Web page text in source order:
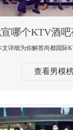
查看男模